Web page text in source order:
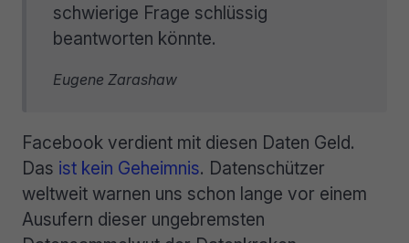
schwierige Frage schlüssig
beantworten könnte.
Eugene Zarashaw
Facebook verdient mit diesen Daten Geld.
Das ist kein Geheimnis. Datenschützer
weltweit warnen uns schon lange vor einem
Ausufern dieser ungebremsten